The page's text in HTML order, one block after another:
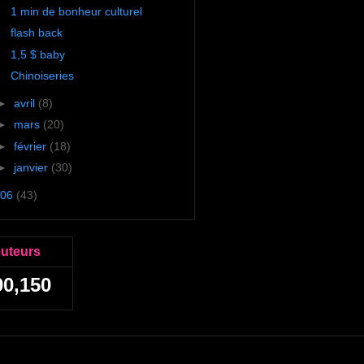
1 min de bonheur culturel
flash back
1,5 $ baby
Chinoiseries
avril (8)
mars (20)
février (18)
janvier (30)
06 (43)